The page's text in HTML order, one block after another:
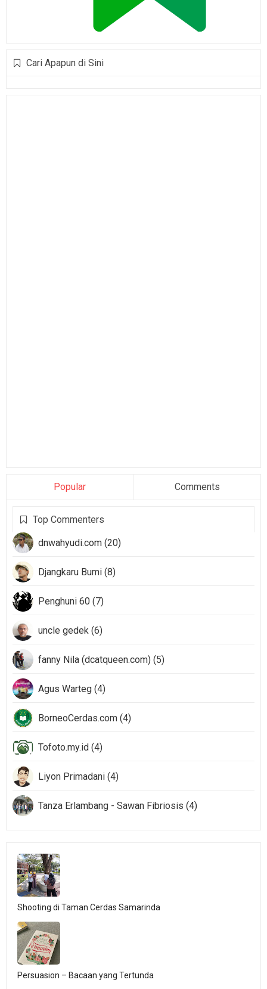
Cari Apapun di Sini
Popular Comments
Top Commenters
dnwahyudi.com (20)
Djangkaru Bumi (8)
Penghuni 60 (7)
uncle gedek (6)
fanny Nila (dcatqueen.com) (5)
Agus Warteg (4)
BorneoCerdas.com (4)
Tofoto.my.id (4)
Liyon Primadani (4)
Tanza Erlambang - Sawan Fibriosis (4)
Shooting di Taman Cerdas Samarinda
Persuasion – Bacaan yang Tertunda